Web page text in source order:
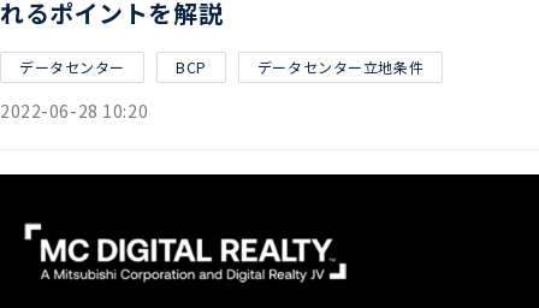
れるポイントを解説
データセンター BCP データセンター立地条件
2022-06-28 10:20